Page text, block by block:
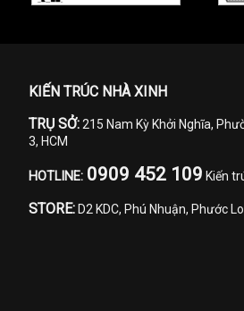
KIẾN TRÚC NHÀ XINH
TRỤ SỞ: 215 Nam Kỳ Khởi Nghĩa,
3, HCM
HOTLINE: 0909 452 109 Kiến
STORE: D2 KDC, Phú Nhuận, Phước